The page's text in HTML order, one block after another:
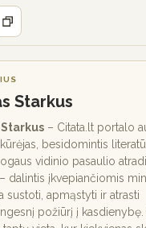
Starkus
Starkus – Citata.lt portalo
besidomintis
vidinio pasaulio
dalintis įkvepiančiomis
sustoti, apmąstyti ir atrasti
požiūrį į kasdienybę.